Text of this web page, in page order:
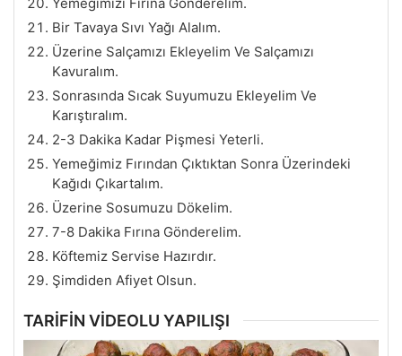
Bir Tavaya Sıvı Yağı Alalım.
Üzerine Salçamızı Ekleyelim Ve Salçamızı
Kavuralım.
Sonrasında Sıcak Suyumuzu Ekleyelim Ve
Karıştıralım.
2-3 Dakika Kadar Pişmesi Yeterli.
Yemeğimiz Fırından Çıktıktan Sonra Üzerindeki
Kağıdı Çıkartalım.
Üzerine Sosumuzu Dökelim.
7-8 Dakika Fırına Gönderelim.
Köftemiz Servise Hazırdır.
Şimdiden Afiyet Olsun.
TARİFİN VİDEOLU YAPILIŞI